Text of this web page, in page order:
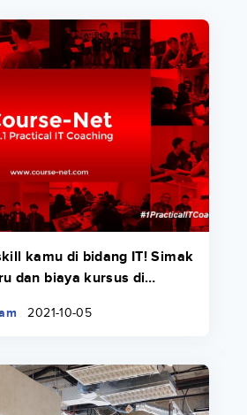
kamu di bidang IT! Simak
dan biaya kursus di
2021-10-05